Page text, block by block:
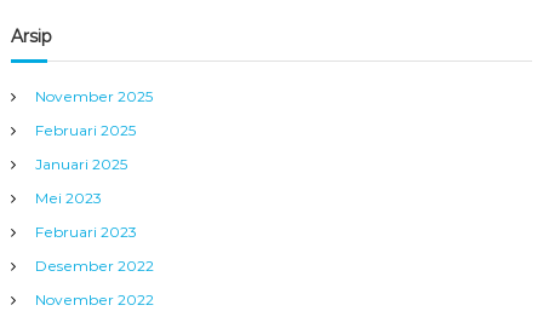
Arsip
November 2025
Februari 2025
Januari 2025
Mei 2023
Februari 2023
Desember 2022
November 2022